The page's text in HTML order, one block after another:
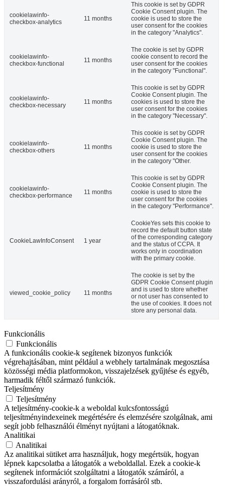
cookielawinfo-
checkbox-analytics
11 months
This cookie is set by GDPR
Cookie Consent plugin. The
cookie is used to store the
user consent for the cookies
in the category "Analytics".
cookielawinfo-
checkbox-functional
11 months
The cookie is set by GDPR
cookie consent to record the
user consent for the cookies
in the category "Functional".
cookielawinfo-
checkbox-necessary
11 months
This cookie is set by GDPR
Cookie Consent plugin. The
cookies is used to store the
user consent for the cookies
in the category "Necessary".
cookielawinfo-
checkbox-others
11 months
This cookie is set by GDPR
Cookie Consent plugin. The
cookie is used to store the
user consent for the cookies
in the category "Other.
cookielawinfo-
checkbox-performance
11 months
This cookie is set by GDPR
Cookie Consent plugin. The
cookie is used to store the
user consent for the cookies
in the category "Performance".
CookieLawInfoConsent 1 year
CookieYes sets this cookie to
record the default button state
of the corresponding category
and the status of CCPA. It
works only in coordination
with the primary cookie.
viewed_cookie_policy 11 months
The cookie is set by the
GDPR Cookie Consent plugin
and is used to store whether
or not user has consented to
the use of cookies. It does not
store any personal data.
Funkcionális
Funkcionális
A funkcionális cookie-k segítenek bizonyos funkciók
végrehajtásában, mint például a webhely tartalmának megosztása
közösségi média platformokon, visszajelzések gyűjtése és egyéb,
harmadik féltől származó funkciók.
Teljesítmény
Teljesítmény
A teljesítmény-cookie-k a weboldal kulcsfontosságú
teljesítményindexeinek megértésére és elemzésére szolgálnak, ami
segít jobb felhasználói élményt nyújtani a látogatóknak.
Analitikai
Analitikai
Az analitikai sütiket arra használjuk, hogy megértsük, hogyan
lépnek kapcsolatba a látogatók a weboldallal. Ezek a cookie-k
segítenek információt szolgáltatni a látogatók számáról, a
visszafordulási arányról, a forgalom forrásáról stb.